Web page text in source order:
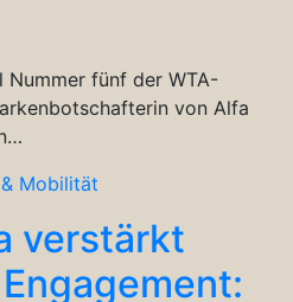
Nummer fünf der WTA-
von Alfa
Mobilität
verstärkt